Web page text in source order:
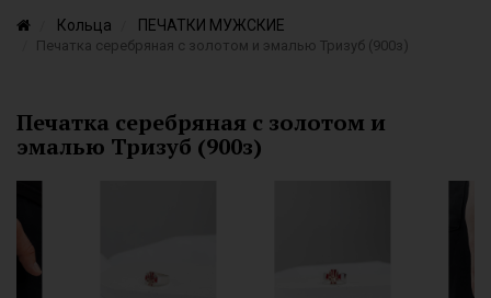
Кольца ПЕЧАТКИ МУЖСКИЕ
Печатка серебряная с золотом и эмалью Тризуб (900з)
Печатка серебряная с золотом и
эмалью Тризуб (900з)